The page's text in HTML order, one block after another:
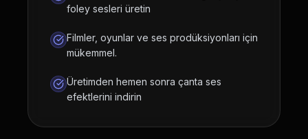
foley sesleri üretin
Filmler, oyunlar ve ses prodüksiyonları için
mükemmel.
Üretimden hemen sonra çanta ses
efektlerini indirin